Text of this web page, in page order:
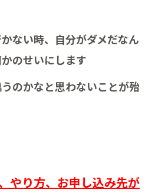
ない時、自分がダメだなん
のせいにします
のかなと思わないことが殆
やり方、お申し込み先が